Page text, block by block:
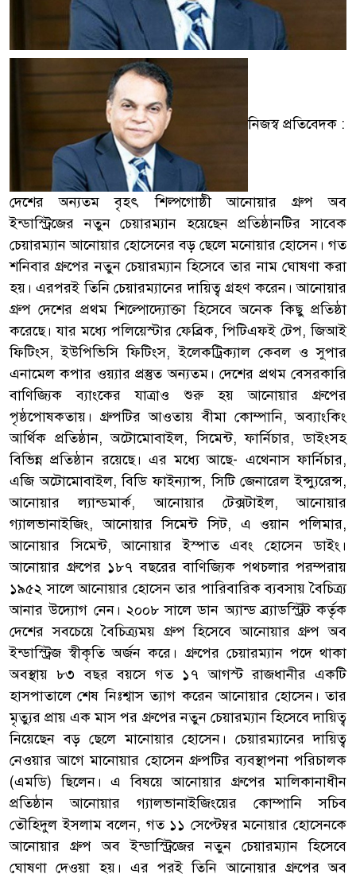
নিজস্ব প্রতিবেদক :
দেশের অন্যতম বৃহৎ শিল্পগোষ্ঠী আনোয়ার গ্রুপ অব
ইন্ডাস্ট্রিজের নতুন চেয়ারম্যান হয়েছেন প্রতিষ্ঠানটির সাবেক
চেয়ারম্যান আনোয়ার হোসেনের বড় ছেলে মনোয়ার হোসেন। গত
শনিবার গ্রুপের নতুন চেয়ারম্যান হিসেবে তার নাম ঘোষণা করা
হয়। এরপরই তিনি চেয়ারম্যানের দায়িত্ব গ্রহণ করেন। আনোয়ার
গ্রুপ দেশের প্রথম শিল্পোদ্যোক্তা হিসেবে অনেক কিছু প্রতিষ্ঠা
করেছে। যার মধ্যে পলিয়েস্টার ফেব্রিক, পিটিএফই টেপ, জিআই
ফিটিংস, ইউপিভিসি ফিটিংস, ইলেকট্রিক্যাল কেবল ও সুপার
এনামেল কপার ওয়্যার প্রস্তুত অন্যতম। দেশের প্রথম বেসরকারি
বাণিজ্যিক ব্যাংকের যাত্রাও শুরু হয় আনোয়ার গ্রুপের
পৃষ্ঠপোষকতায়। গ্রুপটির আওতায় বীমা কোম্পানি, অব্যাংকিং
আর্থিক প্রতিষ্ঠান, অটোমোবাইল, সিমেন্ট, ফার্নিচার, ডাইংসহ
বিভিন্ন প্রতিষ্ঠান রয়েছে। এর মধ্যে আছে- এথেনাস ফার্নিচার,
এজি অটোমোবাইল, বিডি ফাইন্যান্স, সিটি জেনারেল ইন্স্যুরেন্স,
আনোয়ার ল্যান্ডমার্ক, আনোয়ার টেক্সটাইল, আনোয়ার
গ্যালভানাইজিং, আনোয়ার সিমেন্ট সিট, এ ওয়ান পলিমার,
আনোয়ার সিমেন্ট, আনোয়ার ইস্পাত এবং হোসেন ডাইং।
আনোয়ার গ্রুপের ১৮৭ বছরের বাণিজ্যিক পথচলার পরম্পরায়
১৯৫২ সালে আনোয়ার হোসেন তার পারিবারিক ব্যবসায় বৈচিত্র্য
আনার উদ্যোগ নেন। ২০০৮ সালে ডান অ্যান্ড ব্র্যাডস্ট্রিট কর্তৃক
দেশের সবচেয়ে বৈচিত্র্যময় গ্রুপ হিসেবে আনোয়ার গ্রুপ অব
ইন্ডাস্ট্রিজ স্বীকৃতি অর্জন করে। গ্রুপের চেয়ারম্যান পদে থাকা
অবস্থায় ৮৩ বছর বয়সে গত ১৭ আগস্ট রাজধানীর একটি
হাসপাতালে শেষ নিঃশ্বাস ত্যাগ করেন আনোয়ার হোসেন। তার
মৃত্যুর প্রায় এক মাস পর গ্রুপের নতুন চেয়ারম্যান হিসেবে দায়িত্ব
নিয়েছেন বড় ছেলে মানোয়ার হোসেন। চেয়ারম্যানের দায়িত্ব
নেওয়ার আগে মানোয়ার হোসেন গ্রুপটির ব্যবস্থাপনা পরিচালক
(এমডি) ছিলেন। এ বিষয়ে আনোয়ার গ্রুপের মালিকানাধীন
প্রতিষ্ঠান আনোয়ার গ্যালভানাইজিংয়ের কোম্পানি সচিব
তৌহিদুল ইসলাম বলেন, গত ১১ সেপ্টেম্বর মনোয়ার হোসেনকে
আনোয়ার গ্রুপ অব ইন্ডাস্ট্রিজের নতুন চেয়ারম্যান হিসেবে
ঘোষণা দেওয়া হয়। এর পরই তিনি আনোয়ার গ্রুপের অব